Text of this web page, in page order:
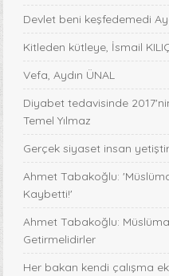
Devlet beni keşfedemedi
Kitleden kütleye, İsmail
Vefa, Aydın ÜNAL
Diyabet tedavisinde
Temel Yılmaz
Gerçek siyaset insan
Ahmet Tabakoğlu:
Kaybetti!'
Ahmet Tabakoğlu:
Getirmelidirler
Her bakan kendi çalışma